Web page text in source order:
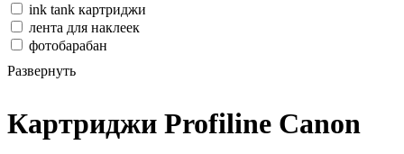
ink tank картриджи
лента для наклеек
фотобарабан
Развернуть
Картриджи Profiline Canon